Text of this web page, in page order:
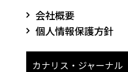
会社概要
個人情報保護方針
カナリス・ジャーナル